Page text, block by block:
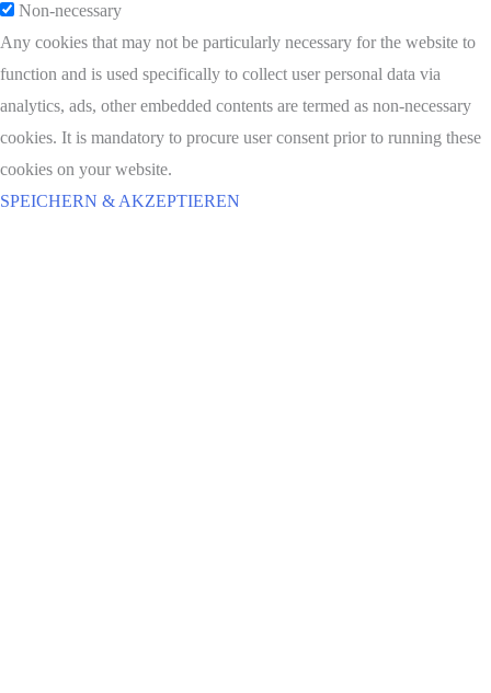
Non-necessary
Any cookies that may not be particularly necessary for the website to
function and is used specifically to collect user personal data via
analytics, ads, other embedded contents are termed as non-necessary
cookies. It is mandatory to procure user consent prior to running these
cookies on your website.
SPEICHERN & AKZEPTIEREN